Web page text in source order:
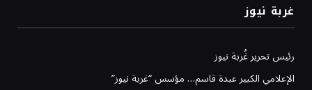
غربة نيوز
رئيس تحرير غُربة نيوز
الإعلامي الكبير عبدة قاسم… مؤسس “غربة نيوز”